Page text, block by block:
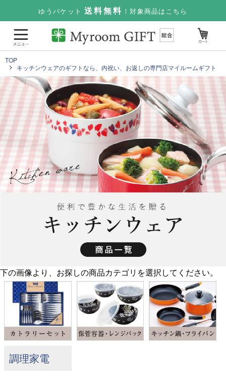
ゆうパケット 送料無料 ！対象商品はこちら
TOP
キッチンウェアのギフトなら、内祝い、お返しの専門店マイルームギフト
下の画像より、お探しの商品カテゴリを選択してください。
調理家電